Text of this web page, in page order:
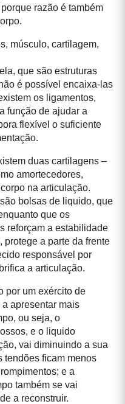
razão é também
músculo, cartilagem,
que são estruturas
é possível encaixa-las
os ligamentos,
função de ajudar a
flexível o suficiente
duas cartilagens –
amortecedores,
na articulação.
bolsas de liquido, que
que os
reforçam a estabilidade
protege a parte da frente
responsável por
a articulação.
por um exército de
apresentar mais
ou seja, o
e o liquido
vai diminuindo a sua
tendões ficam menos
e a
também se vai
a reconstruir.